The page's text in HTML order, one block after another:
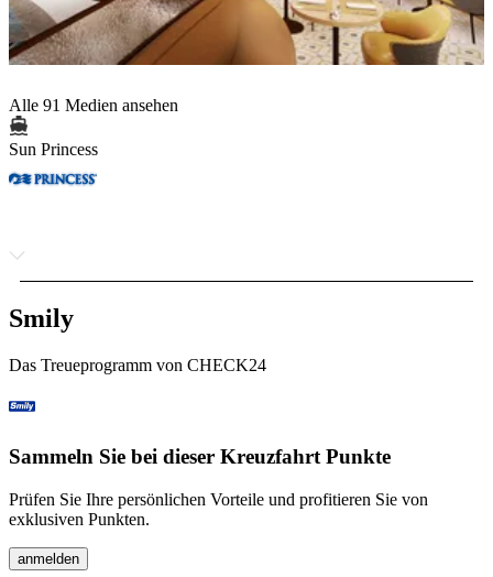
Alle 91 Medien ansehen
Sun Princess
Smily
Das Treueprogramm von CHECK24
Sammeln Sie bei dieser Kreuzfahrt Punkte
Prüfen Sie Ihre persönlichen Vorteile und profitieren Sie von
exklusiven Punkten.
anmelden